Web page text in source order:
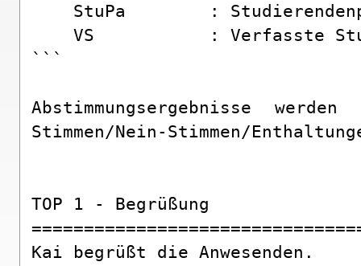
StuPa        :
VS           : Verfasste
```
Abstimmungsergebnisse
Stimmen/Nein-Stimmen/
TOP 1 - Begrüßung
Kai begrüßt die Anwesenden.